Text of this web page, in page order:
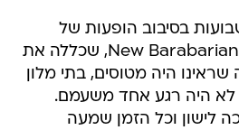
בסיבוב הופעות של
החבורה של רון ווד, New Barabarians, שכללה את
היה מטוסים, בתי מלון
לא היה רגע אחד משעמם.
לישון וכל הזמן שמעה